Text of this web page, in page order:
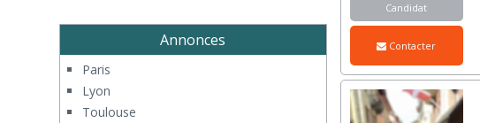
Candidat
Contacter
Annonces
Paris
Lyon
Toulouse